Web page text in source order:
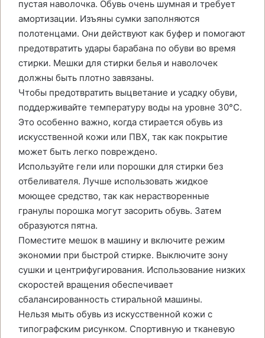
пустая наволочка. Обувь очень шумная и требует
амортизации. Изъяны сумки заполняются
полотенцами. Они действуют как буфер и помогают
предотвратить удары барабана по обуви во время
стирки. Мешки для стирки белья и наволочек
должны быть плотно завязаны.
Чтобы предотвратить выцветание и усадку обуви,
поддерживайте температуру воды на уровне 30°C.
Это особенно важно, когда стирается обувь из
искусственной кожи или ПВХ, так как покрытие
может быть легко повреждено.
Используйте гели или порошки для стирки без
отбеливателя. Лучше использовать жидкое
моющее средство, так как нерастворенные
гранулы порошка могут засорить обувь. Затем
образуются пятна.
Поместите мешок в машину и включите режим
экономии при быстрой стирке. Выключите зону
сушки и центрифугирования. Использование низких
скоростей вращения обеспечивает
сбалансированность стиральной машины.
Нельзя мыть обувь из искусственной кожи с
типографским рисунком. Спортивную и тканевую